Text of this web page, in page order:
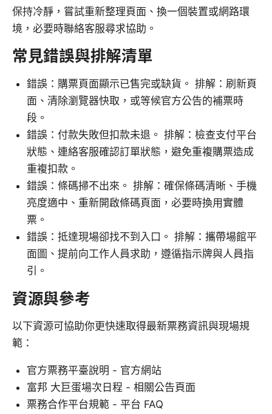
保持冷靜，嘗試重新整理頁面、換一個裝置或網路環
境，必要時聯絡客服尋求協助。
常見錯誤與排解清單
錯誤：購票頁面顯示已售完或缺貨。 排解：刷新頁
面、清除瀏覽器快取，或等候官方公告的補票時
段。
錯誤：付款失敗但扣款未退。 排解：檢查支付平台
狀態、連絡客服確認訂單狀態，避免重複購票造成
重複扣款。
錯誤：條碼掃不出來。 排解：確保條碼清晰、手機
亮度適中、重新開啟條碼頁面，必要時換用實體
票。
錯誤：抵達現場卻找不到入口。 排解：攜帶場館平
面圖、提前向工作人員求助，遵循指示牌與人員指
引。
資源與參考
以下資源可協助你更快速取得最新票務資訊與現場規
範：
官方票務平臺說明 - 官方網站
富邦 大巨蛋場次日程 - 相關公告頁面
票務合作平台規範 - 平台 FAQ